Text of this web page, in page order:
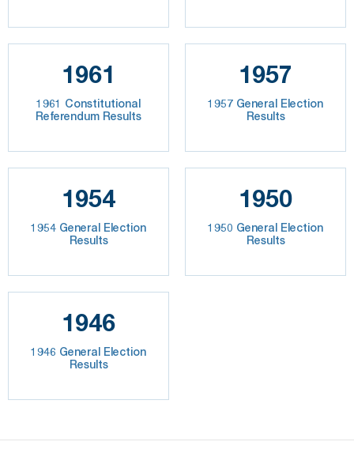
1961
1961 Constitutional
Referendum Results
1957
1957 General Election
Results
1954
1954 General Election
Results
1950
1950 General Election
Results
1946
1946 General Election
Results